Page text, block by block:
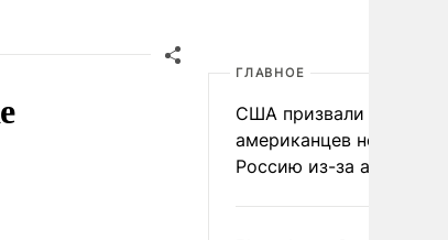
ГЛАВНОЕ
США призвали
американцев не
Россию из-за атак ВСУ